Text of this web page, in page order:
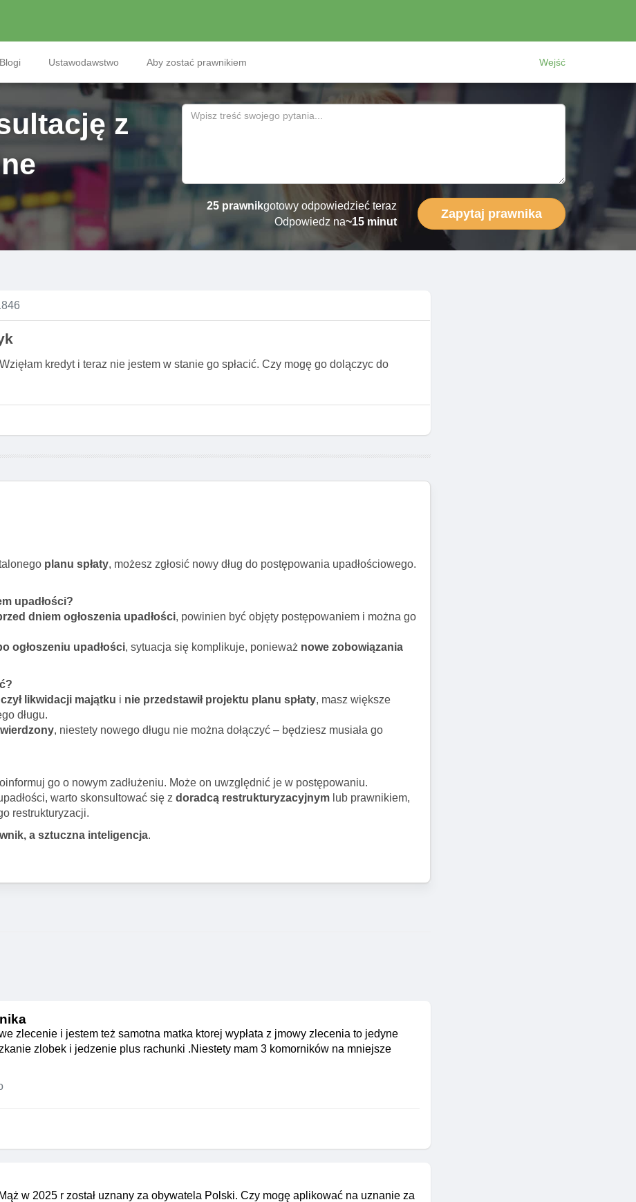
Blogi Ustawodawstwo Aby zostać prawnikiem Wejść
z
25 prawnikgotowy odpowiedzieć teraz
Odpowiedz na~15 minut
Zapytaj prawnika
kredyt i teraz nie jestem w stanie go spłacić. Czy mogę go dolączyc do
planu spłaty, możesz zgłosić nowy dług do postępowania upadłościowego.
upadłości?
dniem ogłoszenia upadłości, powinien być objęty postępowaniem i można go
ogłoszeniu upadłości, sytuacja się komplikuje, ponieważ nowe zobowiązania
likwidacji majątku i nie przedstawił projektu planu spłaty, masz większe
długu.
, niestety nowego długu nie można dołączyć – będziesz musiała go
go o nowym zadłużeniu. Może on uwzględnić je w postępowaniu.
warto skonsultować się z doradcą restrukturyzacyjnym lub prawnikiem,
restrukturyzacji.
a sztuczna inteligencja.
zlecenie i jestem też samotna matka ktorej wypłata z jmowy zlecenia to jedyne
zlobek i jedzenie plus rachunki .Niestety mam 3 komorników na mniejsze
w 2025 r został uznany za obywatela Polski. Czy mogę aplikować na uznanie za